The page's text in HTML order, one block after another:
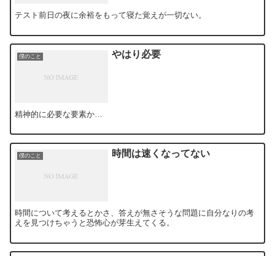
テスト前日の夜に余裕をもって寝た覚えが一切ない。
僕のこと やはり必要
精神的に必要な要素か…
僕のこと 時間は速くなってない
時間について考えるとかさ、答えが無さそうな問題に自分なりの考
えを見つけちゃうと恐怖心が芽生えてくる。